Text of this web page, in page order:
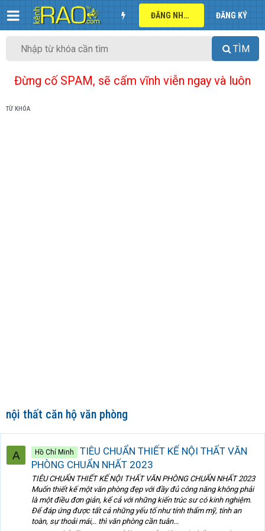
ĐĂNG NHẬP ĐĂNG KÝ
TÌM
Đừng cố SPAM, sẽ cấm vĩnh viễn ngay và luôn
TỪ KHÓA
nội thất căn hộ văn phòng
A Hồ Chí Minh
TIÊU CHUẨN THIẾT KẾ NỘI THẤT VĂN
PHÒNG CHUẨN NHẤT 2023
TIÊU CHUẨN THIẾT KẾ NỘI THẤT VĂN PHÒNG CHUẨN NHẤT 2023
Muốn thiết kế một văn phòng đẹp với đầy đủ công năng không phải
là một điều đơn giản, kể cả với những kiến trúc sư có kinh nghiệm.
Để đáp ứng được tất cả những yếu tố như tính thẩm mỹ, tính an
toàn, sự thoải mái,.. thì văn phòng cần tuân...